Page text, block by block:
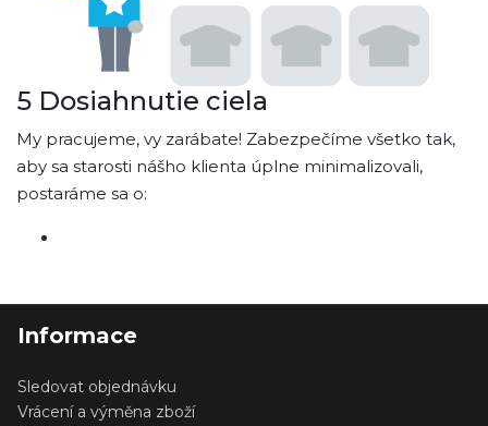
5 Dosiahnutie ciela
My pracujeme, vy zarábate! Zabezpečíme všetko tak,
aby sa starosti nášho klienta úplne minimalizovali,
postaráme sa o:
Informace
Sledovat objednávku
Vrácení a výměna zboží